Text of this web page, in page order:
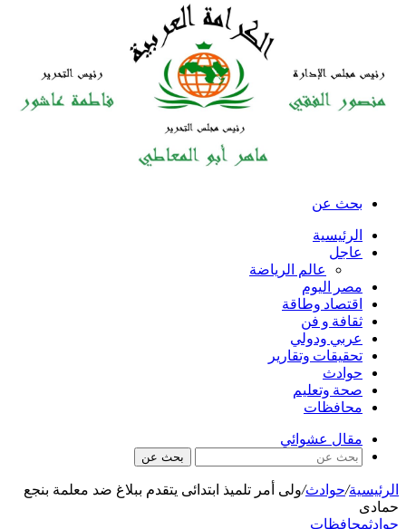
بحث عن
الرئيسية
عاجل
عالم الرياضة
مصر اليوم
اقتصاد وطاقة
ثقافة و فن
عربي ودولي
تحقيقات وتقارير
حوادث
صحة وتعليم
محافظات
مقال عشوائي
بحث عن
الرئيسية/حوادث/ولى أمر تلميذ ابتدائى يتقدم ببلاغ ضد معلمة بنجع
حمادى
حوادثمحافظات